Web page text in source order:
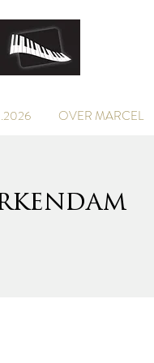
OVER MARCEL